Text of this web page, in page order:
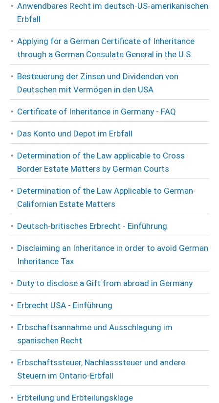
Anwendbares Recht im deutsch-US-amerikanischen
Erbfall
Applying for a German Certificate of Inheritance
through a German Consulate General in the U.S.
Besteuerung der Zinsen und Dividenden von
Deutschen mit Vermögen in den USA
Certificate of Inheritance in Germany - FAQ
Das Konto und Depot im Erbfall
Determination of the Law applicable to Cross
Border Estate Matters by German Courts
Determination of the Law Applicable to German-
Californian Estate Matters
Deutsch-britisches Erbrecht - Einführung
Disclaiming an Inheritance in order to avoid German
Inheritance Tax
Duty to disclose a Gift from abroad in Germany
Erbrecht USA - Einführung
Erbschaftsannahme und Ausschlagung im
spanischen Recht
Erbschaftssteuer, Nachlasssteuer und andere
Steuern im Ontario-Erbfall
Erbteilung und Erbteilungsklage